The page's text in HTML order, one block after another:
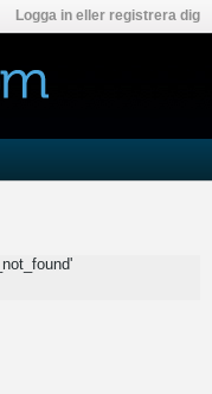
Logga in eller registrera dig